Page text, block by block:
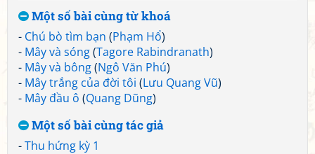
Một số bài cùng từ khoá
- Chú bò tìm bạn (Phạm Hổ)
- Mây và sóng(Tagore Rabindranath)
- Mây và bông(Ngô Văn Phú)
- Mây trắng của đời tôi (Lưu Quang Vũ)
- Mây đầu ô (Quang Dũng)
Một số bài cùng tác giả
-Thu hứng kỳ 1